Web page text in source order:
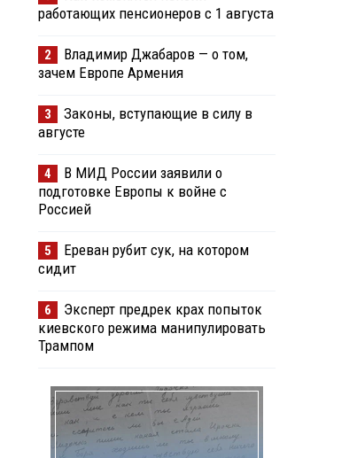
работающих пенсионеров с 1 августа
2
Владимир Джабаров — о том,
зачем Европе Армения
3
Законы, вступающие в силу в
августе
4
В МИД России заявили о
подготовке Европы к войне с
Россией
5
Ереван рубит сук, на котором
сидит
6
Эксперт предрек крах попыток
киевского режима манипулировать
Трампом